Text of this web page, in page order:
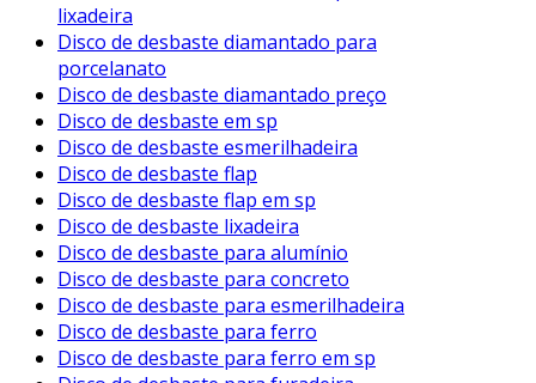
lixadeira
Disco de desbaste diamantado para
porcelanato
Disco de desbaste diamantado preço
Disco de desbaste em sp
Disco de desbaste esmerilhadeira
Disco de desbaste flap
Disco de desbaste flap em sp
Disco de desbaste lixadeira
Disco de desbaste para alumínio
Disco de desbaste para concreto
Disco de desbaste para esmerilhadeira
Disco de desbaste para ferro
Disco de desbaste para ferro em sp